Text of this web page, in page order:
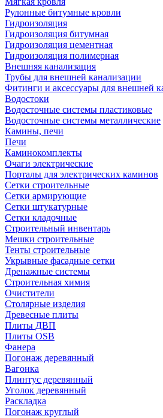
Рулонные битумные кровли
Гидроизоляция
Гидроизоляция битумная
Гидроизоляция цементная
Гидроизоляция полимерная
Внешняя канализация
Трубы для внешней канализации
Фитинги и аксессуары для внешней
Водостоки
Водосточные системы пластиковые
Водосточные системы металлические
Камины, печи
Печи
Каминокомплекты
Очаги электрические
Порталы для электрических каминов
Сетки строительные
Сетки армирующие
Сетки штукатурные
Сетки кладочные
Строительный инвентарь
Мешки строительные
Тенты строительные
Укрывные фасадные сетки
Дренажные системы
Строительная химия
Очистители
Столярные изделия
Древесные плиты
Плиты ДВП
Плиты OSB
Фанера
Погонаж деревянный
Вагонка
Плинтус деревянный
Уголок деревянный
Раскладка
Погонаж круглый